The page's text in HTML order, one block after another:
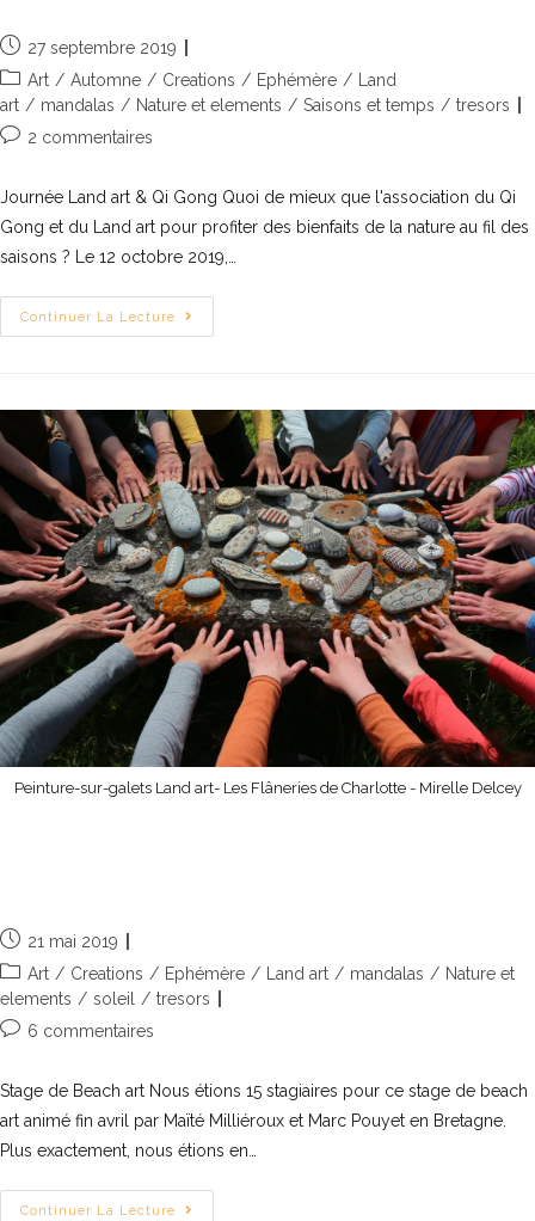
27 septembre 2019
Art / Automne / Creations / Ephémère / Land
art / mandalas / Nature et elements / Saisons et temps / tresors
2 commentaires
Journée Land art & Qi Gong Quoi de mieux que l'association du Qi
Gong et du Land art pour profiter des bienfaits de la nature au fil des
saisons ? Le 12 octobre 2019,…
Continuer La Lecture
Peinture-sur-galets Land art- Les Flâneries de Charlotte - Mirelle Delcey
21 mai 2019
Art / Creations / Ephémère / Land art / mandalas / Nature et
elements / soleil / tresors
6 commentaires
Stage de Beach art Nous étions 15 stagiaires pour ce stage de beach
art animé fin avril par Maïté Milliéroux et Marc Pouyet en Bretagne.
Plus exactement, nous étions en…
Continuer La Lecture